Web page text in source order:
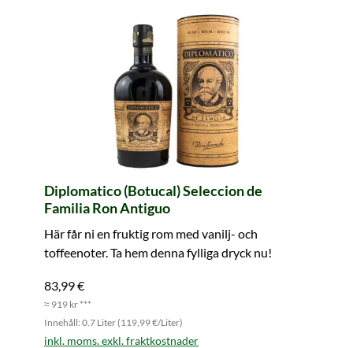
Diplomatico (Botucal) Seleccion de
Familia Ron Antiguo
Här får ni en fruktig rom med vanilj- och
toffeenoter. Ta hem denna fylliga dryck nu!
83,99 €
≈ 919 kr ***
Innehåll: 0.7 Liter (119,99 €/Liter)
inkl. moms. exkl. fraktkostnader